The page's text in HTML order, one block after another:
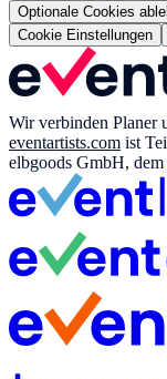
Optionale Cookies
Cookie Einstellungen
Wir verbinden Planer
eventartists.com ist
elbgoods GmbH,